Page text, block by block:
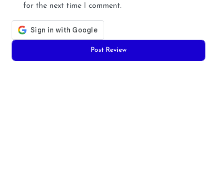
for the next time I comment.